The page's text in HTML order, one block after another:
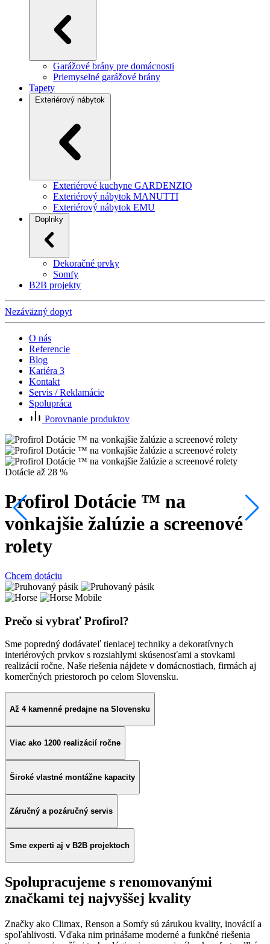
Garážové brány pre domácnosti
Priemyselné garážové brány
Tapety
Exteriérový nábytok
Exteriérové kuchyne GARDENZIO
Exteriérový nábytok MANUTTI
Exteriérový nábytok EMU
Doplnky
Dekoračné prvky
Somfy
B2B projekty
Nezáväzný dopyt
O nás
Referencie
Blog
Kariéra 3
Kontakt
Servis / Reklamácie
Spolupráca
Porovnanie produktov
Dotácie až 28 %
Profirol Dotácie ™ na
vonkajšie žalúzie a screenové
rolety
Chcem dotáciu
Prečo si vybrať Profirol?
Sme popredný dodávateľ tieniacej techniky a dekoratívnych
interiérových prvkov s rozsiahlymi skúsenosťami a stovkami
realizácií ročne. Naše riešenia nájdete v domácnostiach, firmách aj
komerčných priestoroch po celom Slovensku.
Až 4 kamenné predajne na Slovensku
Viac ako 1200 realizácií ročne
Široké vlastné montážne kapacity
Záručný a pozáručný servis
Sme experti aj v B2B projektoch
Spolupracujeme s renomovanými
značkami tej najvyššej kvality
Značky ako Climax, Renson a Somfy sú zárukou kvality, inovácií a
spoľahlivosti. Vďaka nim prinášame moderné a funkčné riešenia